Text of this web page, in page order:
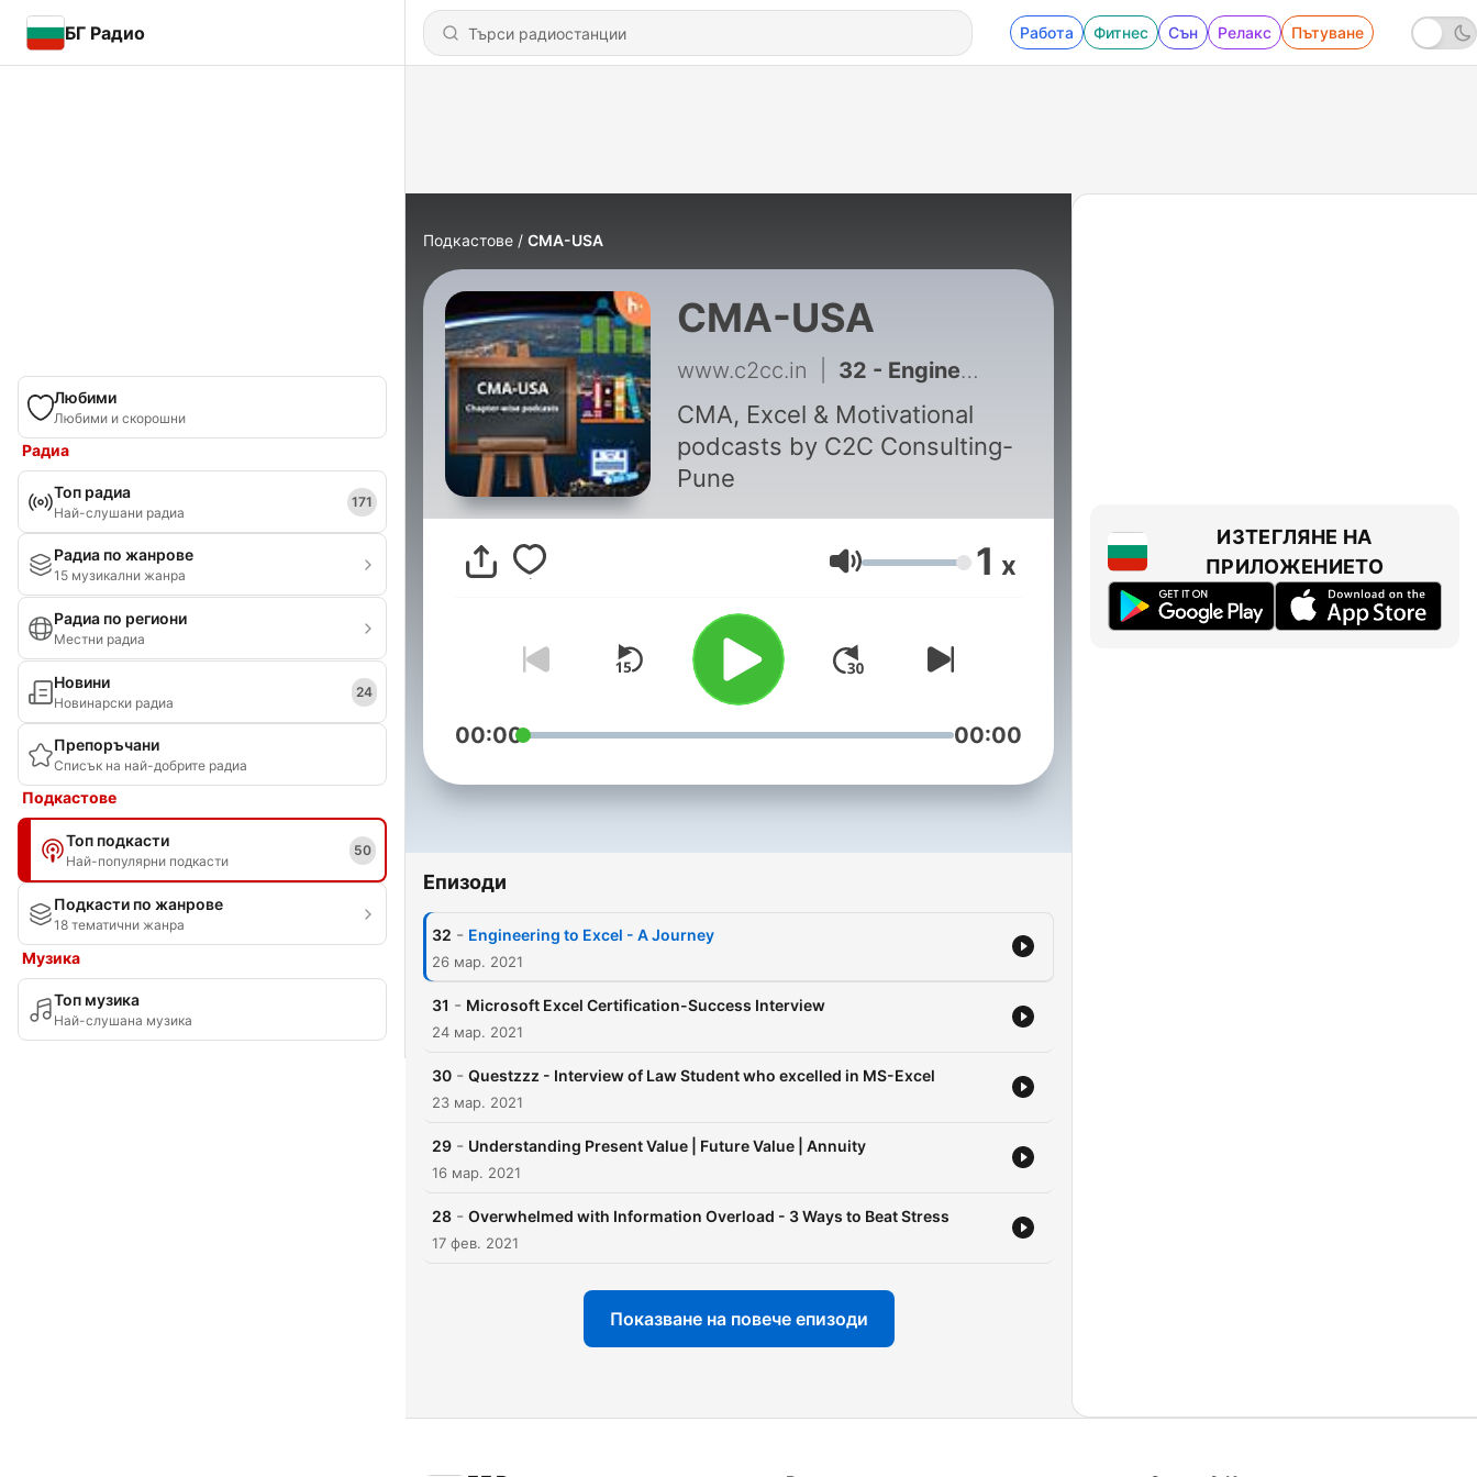
БГ Радио Работа Фитнес Сън Релакс Пътуване
Любими
Любими и скорошни
Радиа
Топ радиа
Най-слушани радиа
171
Радиа по жанрове
15 музикални жанра
Радиа по региони
Местни радиа
Новини
Новинарски радиа
24
Препоръчани
Списък на най-добрите радиа
Подкастове
Топ подкасти
Най-популярни подкасти
50
Подкасти по жанрове
18 тематични жанра
Музика
Топ музика
Най-слушана музика
Подкастове CMA-USA
CMA-USA
www.c2cc.in 32 - Engineering to Excel - A Journey
CMA, Excel & Motivational
podcasts by C2C Consulting-
Pune
Сила на звука 1 x
00:00 00:00
Епизоди
32 - Engineering to Excel - A Journey
26 мар. 2021
31 - Microsoft Excel Certification-Success Interview
24 мар. 2021
30 - Questzzz - Interview of Law Student who excelled in MS-Excel
23 мар. 2021
29 - Understanding Present Value | Future Value | Annuity
16 мар. 2021
28 - Overwhelmed with Information Overload - 3 Ways to Beat Stress
17 фев. 2021
Показване на повече епизоди
ИЗТЕГЛЯНЕ НА
ПРИЛОЖЕНИЕТО